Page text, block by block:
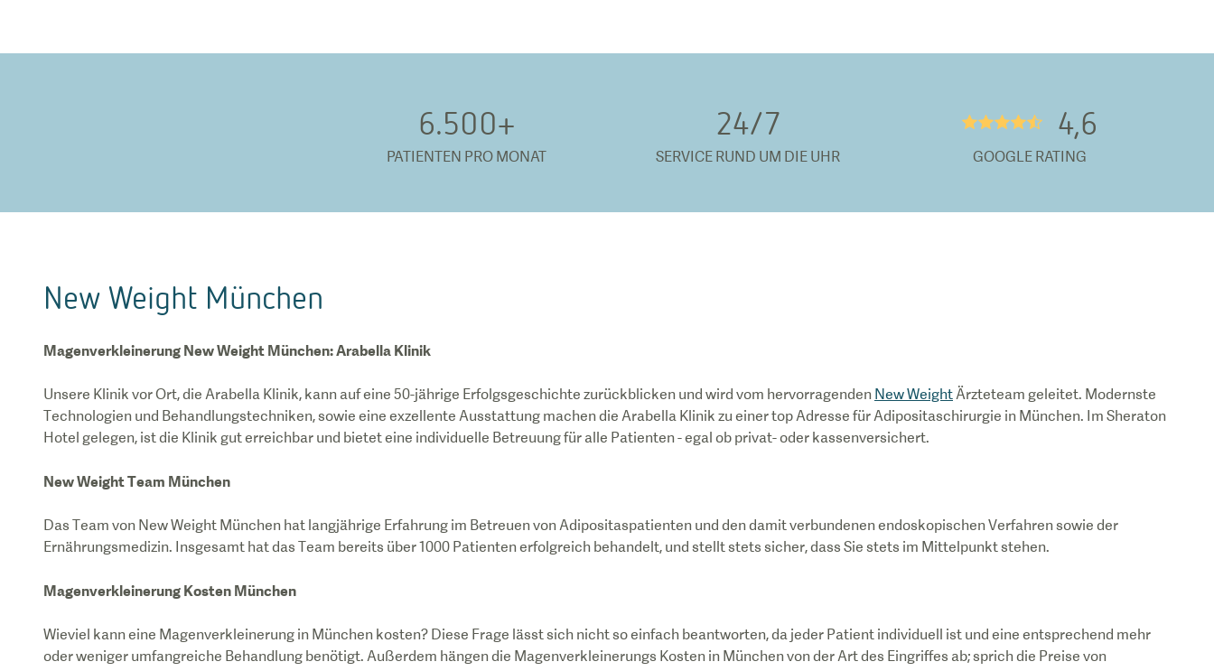
6.500+
PATIENTEN PRO MONAT
24/7
SERVICE RUND UM DIE UHR
★★★★½ 4,6
GOOGLE RATING
New Weight München
Magenverkleinerung New Weight München: Arabella Klinik
Unsere Klinik vor Ort, die Arabella Klinik, kann auf eine 50-jährige Erfolgsgeschichte zurückblicken und wird vom hervorragenden New WeightÄrzteteam geleitet. Modernste
Technologien und Behandlungstechniken, sowie eine exzellente Ausstattung machen die Arabella Klinik zu einer top Adresse für Adipositaschirurgie in München. Im Sheraton
Hotel gelegen, ist die Klinik gut erreichbar und bietet eine individuelle Betreuung für alle Patienten - egal ob privat- oder kassenversichert.
New Weight Team München
Das Team von New Weight München hat langjährige Erfahrung im Betreuen von Adipositaspatienten und den damit verbundenen endoskopischen Verfahren sowie der
Ernährungsmedizin. Insgesamt hat das Team bereits über 1000 Patienten erfolgreich behandelt, und stellt stets sicher, dass Sie stets im Mittelpunkt stehen.
Magenverkleinerung Kosten München
Wieviel kann eine Magenverkleinerung in München kosten? Diese Frage lässt sich nicht so einfach beantworten, da jeder Patient individuell ist und eine entsprechend mehr
oder weniger umfangreiche Behandlung benötigt. Außerdem hängen die Magenverkleinerungs Kosten in München von der Art des Eingriffes ab; sprich die Preise von